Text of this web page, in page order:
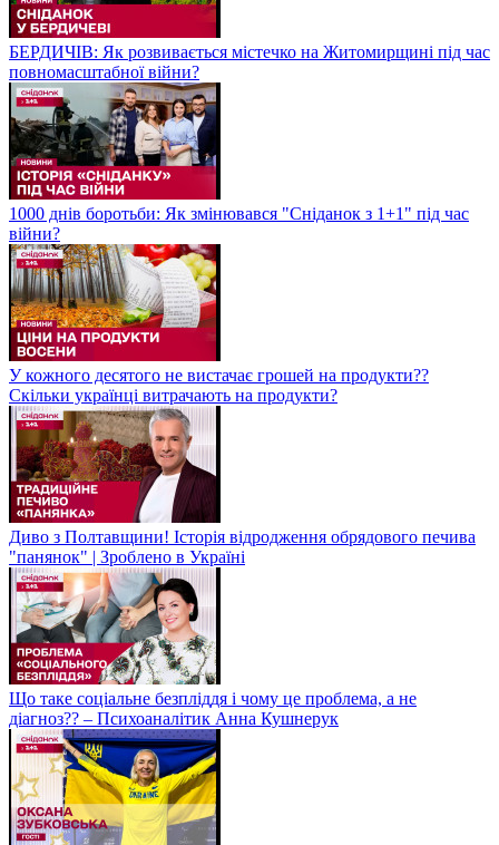
БЕРДИЧІВ: Як розвивається містечко на Житомирщині під час
повномасштабної війни?
1000 днів боротьби: Як змінювався "Сніданок з 1+1" під час
війни?
У кожного десятого не вистачає грошей на продукти??
Скільки українці витрачають на продукти?
Диво з Полтавщини! Історія відродження обрядового печива
"панянок" | Зроблено в Україні
Що таке соціальне безпліддя і чому це проблема, а не
діагноз?? – Психоаналітик Анна Кушнерук